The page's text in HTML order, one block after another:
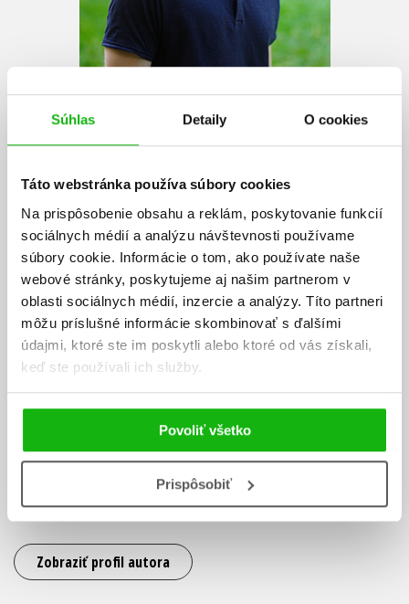
Súhlas Detaily O cookies
Táto webstránka používa súbory cookies
Na prispôsobenie obsahu a reklám, poskytovanie funkcií
sociálnych médií a analýzu návštevnosti používame
súbory cookie. Informácie o tom, ako používate naše
webové stránky, poskytujeme aj našim partnerom v
oblasti sociálnych médií, inzercie a analýzy. Títo partneri
môžu príslušné informácie skombinovať s ďalšími
údajmi, ktoré ste im poskytli alebo ktoré od vás získali,
keď ste používali ich služby.
Povoliť všetko
Prispôsobiť
Benedict Wells
Benedict Wells sa narodil v roku 1984 v Mníchove. Po ukončení štúdia
sa v roku 2003 presťahoval do Berlína a začal sa na plný úväzok
venovať písaniu. Jeho knižný debut Becks letzter Sommer (Beckovo
posledné leto), ktorý vyšiel v roku 2008, kritici označili za
najzaujímavejšiu prvotinu roka a stal sa predlohou pre rovnomenný
film. Nasledovali romány Spinner (2009) a Fast genial (2011). Wellsov
miesta nemeckých bestsellerových rebríčkov. Kniha má aj veľký
krajín. Titul Hard Land (Tvrdá krajina) z roku 2021, ktorý takisto
zaznamenal okamžitý úspech, je jeho piatym románom. Roky žil v
Barcelone, no momentálne sa usadil v Zürichu.
Zobraziť profil autora